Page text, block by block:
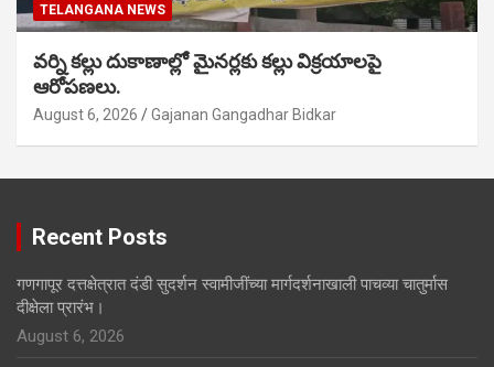
TELANGANA NEWS
వర్ని కల్లు దుకాణాల్లో మైనర్లకు కల్లు విక్రయాలపై
ఆరోపణలు.
August 6, 2026 Gajanan Gangadhar Bidkar
Recent Posts
गणगापूर दत्तक्षेत्रात दंडी सुदर्शन स्वामीजींच्या मार्गदर्शनाखाली पाचव्या चातुर्मास
दीक्षेला प्रारंभ।
August 6, 2026